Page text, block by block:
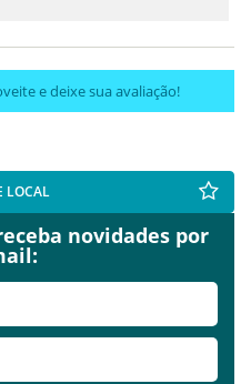
e deixe sua avaliação!
LOCAL
novidades por